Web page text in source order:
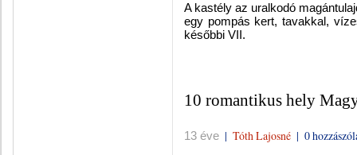
A kastély az uralkodó
egy pompás kert, tavakkal,
későbbi VII.
10 romantikus hely
13 éve | Tóth Lajosné | 0